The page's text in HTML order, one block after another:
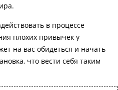
в процессе
плохих привычек у
на вас обидеться и начать
что вести себя таким